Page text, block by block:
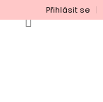
na
Přihlásit se